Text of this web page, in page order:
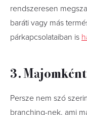
rendszeresen
baráti vagy más
párkapcsolataiban is
3.
Persze nem szó
branching-nek, ami